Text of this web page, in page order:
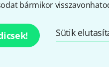
bármikor
Sütik